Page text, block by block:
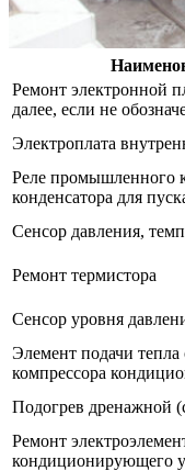
Ремонт электронной
далее, если не
Электроплата
Реле промышленного
конденсатора для
Сенсор давления,
Ремонт термистора
Сенсор уровня
Элемент подачи
компрессора
Подогрев дренажной
Ремонт
кондиционирующего